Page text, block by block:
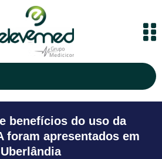
benefícios do uso da
foram apresentados em
Uberlândia